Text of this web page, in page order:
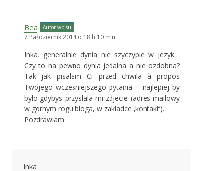
Bea Autor wpisu
7 Październik 2014 o 18 h 10 min
Inka, generalnie dynia nie szyczypie w jezyk…
Czy to na pewno dynia jedalna a nie ozdobna?
Tak jak pisalam Ci przed chwila à propos
Twojego wczesniejszego pytania – najlepiej by
bylo gdybys przyslala mi zdjecie (adres mailowy
w gornym rogu bloga, w zakladce ‚kontakt’).
Pozdrawiam
inka